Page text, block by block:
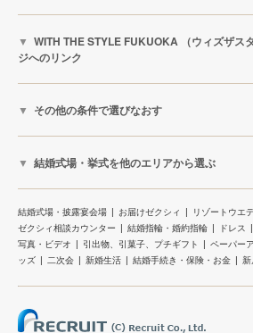
WITH THE STYLE FUKUOKA （ウィズザス
ジへのリンク
その他の条件で選びなおす
結婚式場・挙式を他のエリアから選ぶ
結婚式場・披露宴会場 お届けゼクシィ リゾートウエ
ゼクシィ相談カウンター
結婚指輪・婚約指輪 ドレス
写真・ビデオ
引出物、引菓子、プチギフト ペーパー
ッズ
二次会 新婚生活 結婚手続き・保険・お金